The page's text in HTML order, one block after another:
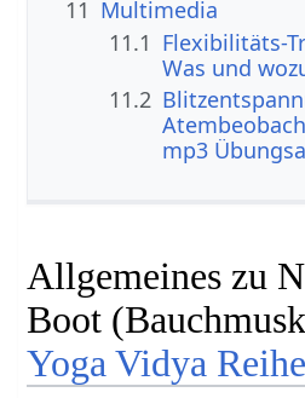
11 Multimedia
11.1 Flexibilitäts-
Was und
11.2
mp3
Allgemeines zu
Boot
Yoga Vidya Reihe